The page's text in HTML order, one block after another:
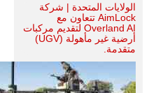
الولايات المتحدة | شركة
AimLock تتعاون مع
Overland AI لتقديم مركبات
أرضية غير مأهولة (UGV)
متقدمة.